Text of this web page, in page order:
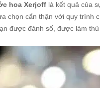
hoa Xerjoff là kết quả của
chọn cẩn thận với quy trình
được đánh số, được làm